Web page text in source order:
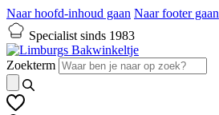
Naar hoofd-inhoud gaan Naar footer gaan
Specialist sinds 1983
Zoekterm